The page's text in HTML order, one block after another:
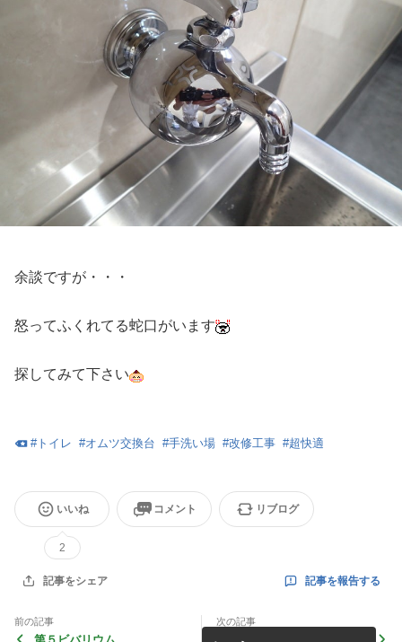
余談ですが・・・
怒ってふくれてる蛇口がいます
探してみて下さい
#トイレ #オムツ交換台 #手洗い場 #改修工事 #超快適
いいね
2
コメント リブログ
記事をシェア 記事を報告する
前の記事
第５ビバリウム
次の記事
ブラインドコードの修理、交